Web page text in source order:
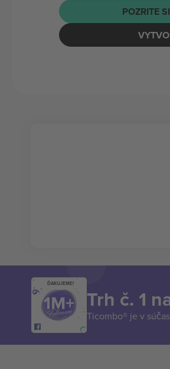
POZRITE
ĎAKUJEME!
Trh č. 1
Ticombo® je v